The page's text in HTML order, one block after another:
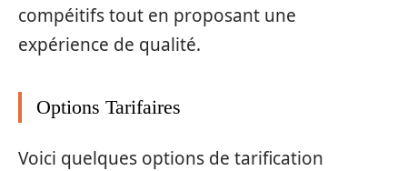
compéitifs tout en proposant une
expérience de qualité.
Options Tarifaires
Voici quelques options de tarification